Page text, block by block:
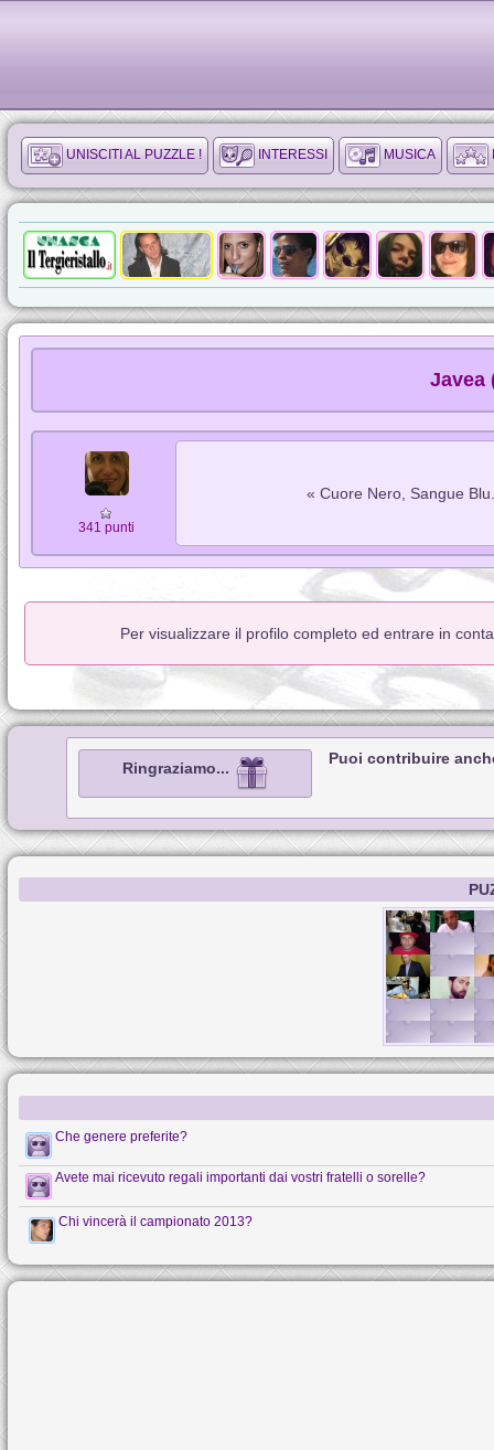
UNISCITI AL PUZZLE ! INTERESSI MUSICA
Javea
341 punti
« Cuore Nero, Sangue
Per visualizzare il profilo completo ed entrare in
Ringraziamo...
Puoi contribuire
Che genere preferite?
Avete mai ricevuto regali importanti dai vostri fratelli o sorelle?
Chi vincerà il campionato 2013?